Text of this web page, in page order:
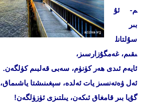
م- ئۇ
بىر
سۇلتانل
ىقىم، غەمگۇزارسىز،
ئايەم ئىدى ھەر كۈنۈم، سەبى قەلبىم كۈلگەن.
ئەل ۋەتەنسىز يات ئەلدە، سېغىنىشتا ياشىماق،
گۇيا بىر قامغاق ئىكەن، يىلتىزى ئۈزۈلگەن!